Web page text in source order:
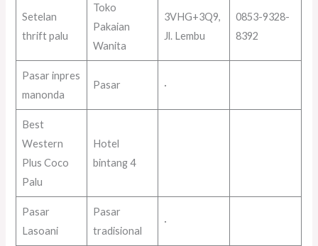
Setelan
thrift palu
Toko
Pakaian
Wanita
3VHG+3Q9,
Jl. Lembu
0853-9328-
8392
Pasar inpres
manonda
Pasar ·
Best
Western
Plus Coco
Palu
Hotel
bintang 4
Pasar
Lasoani
Pasar
tradisional
·